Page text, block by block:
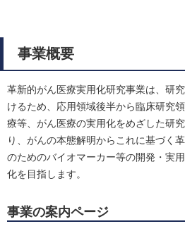
事業概要
革新的がん医療実用化研究事業は、研
けるため、応用領域後半から臨床研究
療等、がん医療の実用化をめざした研
り、がんの本態解明からこれに基づく
のためのバイオマーカー等の開発・実
化を目指します。
事業の案内ページ